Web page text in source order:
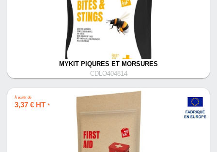
MYKIT PIQURES ET MORSURES
CDLO404814
À partir de
3,37 € HT *